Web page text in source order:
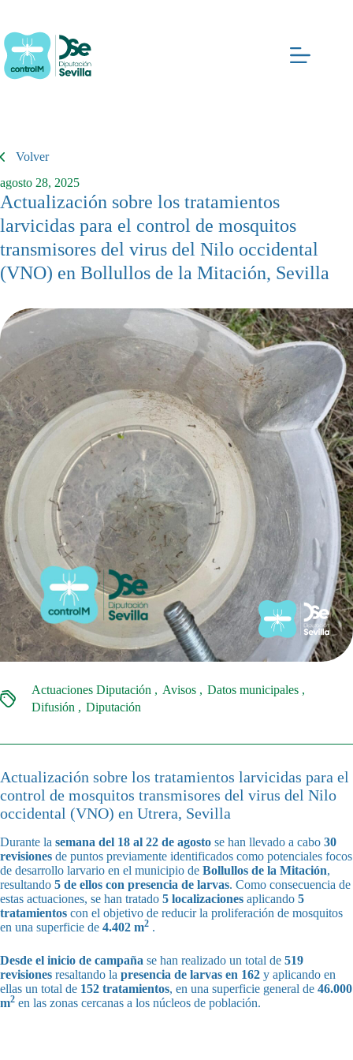
contenido
Volver
agosto 28, 2025
Actualización sobre los tratamientos
larvicidas para el control de mosquitos
transmisores del virus del Nilo occidental
(VNO) en Bollullos de la Mitación, Sevilla
Actuaciones Diputación Avisos
Datos municipales
Difusión
Diputación
Actualización sobre los tratamientos larvicidas para el
control de mosquitos transmisores del virus del Nilo
occidental (VNO) en Utrera, Sevilla
Durante la semana del 18 al 22 de agosto se han llevado a cabo 30
revisiones de puntos previamente identificados como potenciales focos
de desarrollo larvario en el municipio de Bollullos de la Mitación,
resultando 5 de ellos con presencia de larvas. Como consecuencia de
estas actuaciones, se han tratado 5 localizaciones aplicando 5
tratamientos con el objetivo de reducir la proliferación de mosquitos
en una superficie de 4.402 m2 .
Desde el inicio de campaña se han realizado un total de 519
revisiones resaltando la presencia de larvas en 162 y aplicando en
ellas un total de 152 tratamientos, en una superficie general de 46.000
m2 en las zonas cercanas a los núcleos de población.